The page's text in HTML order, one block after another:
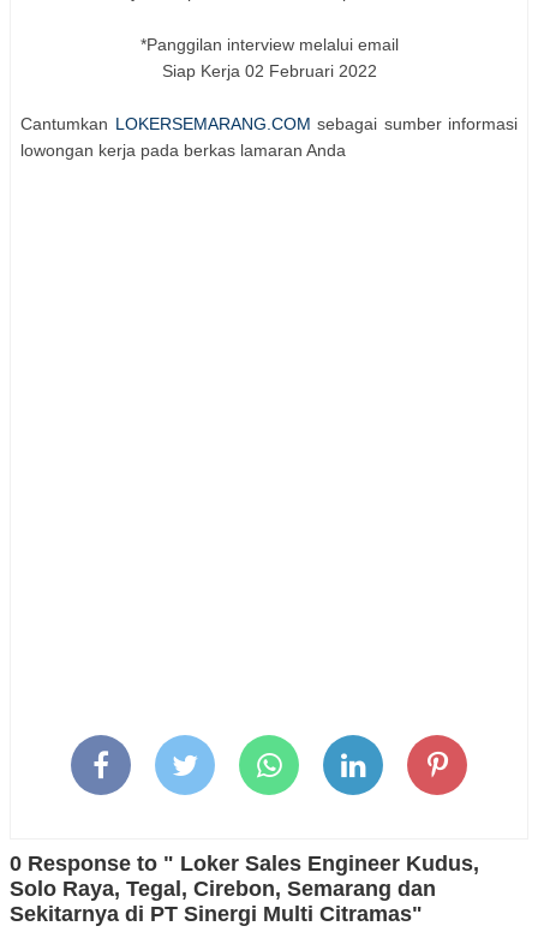
*Panggilan interview melalui email
Siap Kerja 02 Februari 2022
Cantumkan LOKERSEMARANG.COM sebagai sumber informasi
lowongan kerja pada berkas lamaran Anda
0 Response to " Loker Sales Engineer Kudus,
Solo Raya, Tegal, Cirebon, Semarang dan
Sekitarnya di PT Sinergi Multi Citramas"